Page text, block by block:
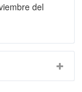
del